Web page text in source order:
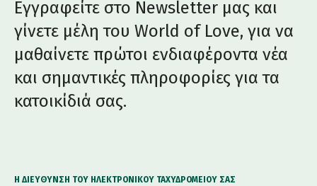
Εγγραφείτε στο Newsletter μας και
γίνετε μέλη του World of Love, για να
μαθαίνετε πρώτοι ενδιαφέροντα νέα
και σημαντικές πληροφορίες για τα
κατοικίδιά σας.
Η ΔΙΕΎΘΥΝΣΗ ΤΟΥ ΗΛΕΚΤΡΟΝΙΚΟΎ ΤΑΧΥΔΡΟΜΕΊΟΥ ΣΑΣ